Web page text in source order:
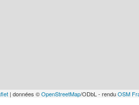
| données ©OpenStreetMap/ODbL - renduOSM